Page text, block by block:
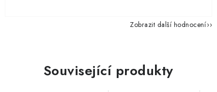
Zobrazit další hodnocení
Související produkty